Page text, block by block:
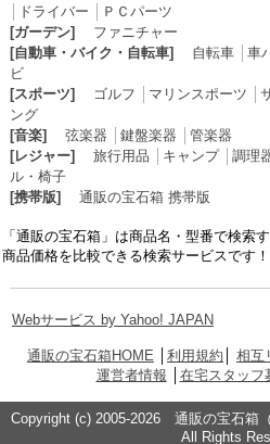
ドライバー
ＰＣパーツ
[ガーデン]
ファニチャー
[自動車・バイク・自転車]
自転車│ 車
ビ
[スポーツ]
ゴルフ マリンスポーツ
ング
[音楽]
弦楽器 鍵盤楽器
管楽器
[レジャー]
旅行用品 キャンプ│ 調理
ル・椅子
[携帯版]
通販の宝石箱 携帯版
「通販の宝石箱」は商品名・型番で検索
商品価格を比較できる検索サービスです！
Webサービス by Yahoo! JAPAN
通販の宝石箱HOME 利用規約 相互
運営者情報
在宅スタッフ
Copyright (c) 2005-2026 通販の宝石箱
All Rights